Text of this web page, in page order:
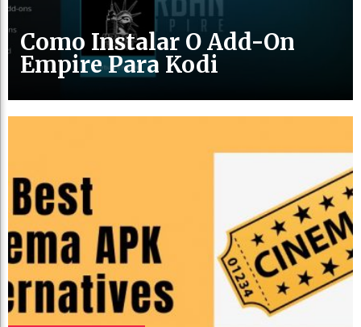
Como Instalar O Add-On
Empire Para Kodi